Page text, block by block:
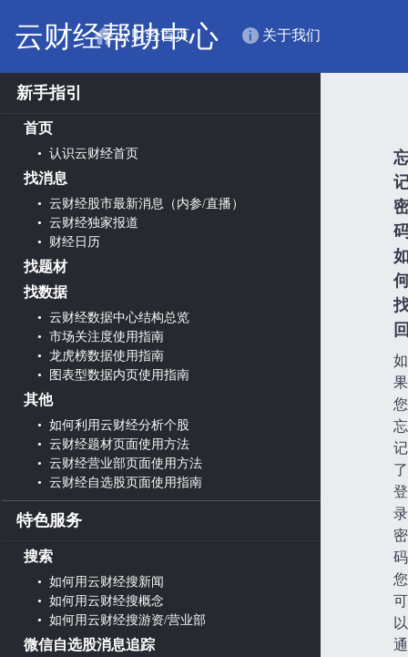
云财经帮助中心
云财经首页 关于我们
新手指引
首页
• 认识云财经首页
找消息
• 云财经股市最新消息（内参/直播）
• 云财经独家报道
• 财经日历
找题材
找数据
• 云财经数据中心结构总览
• 市场关注度使用指南
• 龙虎榜数据使用指南
• 图表型数据内页使用指南
其他
• 如何利用云财经分析个股
• 云财经题材页面使用方法
• 云财经营业部页面使用方法
• 云财经自选股页面使用指南
特色服务
搜索
• 如何用云财经搜新闻
• 如何用云财经搜概念
• 如何用云财经搜游资/营业部
微信自选股消息追踪
如
果
您
忘
记
了
登
录
密
您
可
以
通